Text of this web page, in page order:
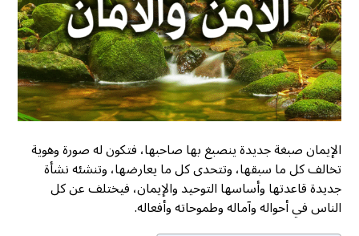
الإيمان صبغة جديدة ينصبغ بها صاحبها، فتكون له صورة وهوية
تخالف كل ما سبقها، وتتحدى كل ما يعارضها، وتنشئه نشأة
جديدة قاعدتها وأساسها التوحيد والإيمان، فيختلف عن كل
الناس في أحواله وآماله وطموحاته وأفعاله.